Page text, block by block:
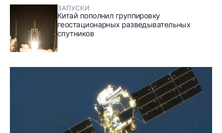
ЗАПУСКИ
Китай пополнил группировку
геостационарных разведывательных
спутников